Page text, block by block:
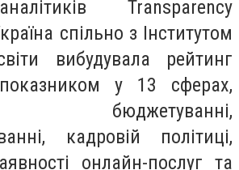
Transparency
спільно з Інститутом
вибудувала рейтинг
у 13 сферах,
бюджетуванні,
кадровій політиці,
онлайн-послуг та